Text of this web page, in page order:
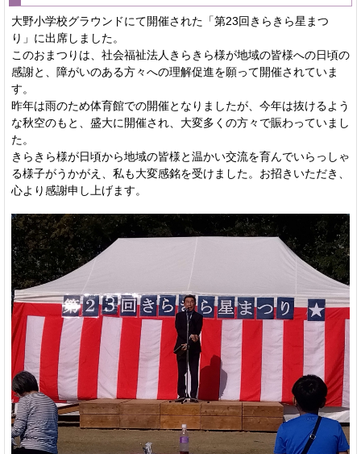
大野小学校グラウンドにて開催された「第23回きらきら星まつ
り」に出席しました。
このおまつりは、社会福祉法人きらきら様が地域の皆様への日頃の
感謝と、障がいのある方々への理解促進を願って開催されていま
す。
昨年は雨のため体育館での開催となりましたが、今年は抜けるよう
な秋空のもと、盛大に開催され、大変多くの方々で賑わっていまし
た。
きらきら様が日頃から地域の皆様と温かい交流を育んでいらっしゃ
る様子がうかがえ、私も大変感銘を受けました。お招きいただき、
心より感謝申し上げます。